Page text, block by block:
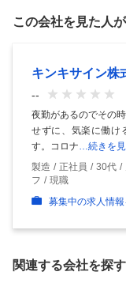
この会社を見た人
キンキサイン株
--
夜勤があるのでその
せずに、気楽に働け
す。コロナ …続きを
製造
正社員 30代
フ
現職
募集中の求人情報
関連する会社を探す